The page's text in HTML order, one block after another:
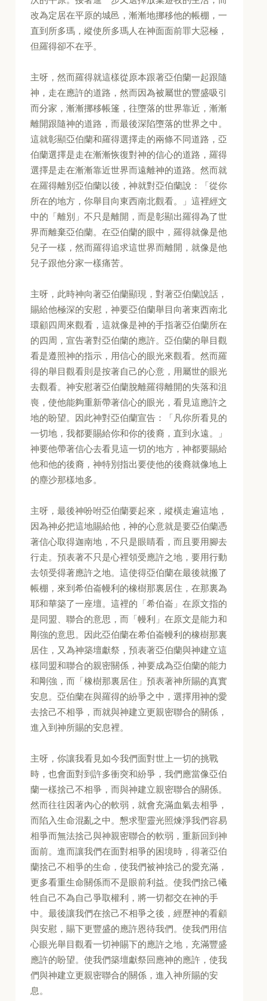
改為定居在平原的城邑，漸漸地挪移他的帳棚，一
直到所多瑪，縱使所多瑪人在神面面前罪大惡極，
但羅得卻不在乎。
主呀，然而羅得就這樣從原本跟著亞伯蘭一起跟隨
神，走在應許的道路，然而因為被屬世的豐盛吸引
而分家，漸漸挪移帳篷，往墮落的世界靠近，漸漸
離開跟隨神的道路，而最後深陷墮落的世界之中。
這就彰顯亞伯蘭和羅得選擇走的兩條不同道路，亞
伯蘭選擇是走在漸漸恢復對神的信心的道路，羅得
選擇是走在漸漸靠近世界而遠離神的道路。然而就
在羅得離別亞伯蘭以後，神就對亞伯蘭說：「從你
所在的地方，你舉目向東西南北觀看。」這裡經文
中的「離別」不只是離開，而是彰顯出羅得為了世
界而離棄亞伯蘭。在亞伯蘭的眼中，羅得就像是他
兒子一樣，然而羅得追求這世界而離開，就像是他
兒子跟他分家一樣痛苦。
主呀，此時神向著亞伯蘭顯現，對著亞伯蘭說話，
賜給他極深的安慰，神要亞伯蘭舉目向著東西南北
環顧四周來觀看，這就像是神的手指著亞伯蘭所在
的四周，宣告著對亞伯蘭的應許。亞伯蘭的舉目觀
看是遵照神的指示，用信心的眼光來觀看。然而羅
得的舉目觀看則是按著自己的心意，用屬世的眼光
去觀看。神安慰著亞伯蘭脫離羅得離開的失落和沮
喪，使他能夠重新帶著信心的眼光，看見這應許之
地的盼望。因此神對亞伯蘭宣告：「凡你所看見的
一切地，我都要賜給你和你的後裔，直到永遠。」
神要他帶著信心去看見這一切的地方，神都要賜給
他和他的後裔，神特別指出要使他的後裔就像地上
的塵沙那樣地多。
主呀，最後神吩咐亞伯蘭要起來，縱橫走遍這地，
因為神必把這地賜給他，神的心意就是要亞伯蘭憑
著信心取得迦南地，不只是眼睛看，而且要用腳去
行走。預表著不只是心裡領受應許之地，要用行動
去領受得著應許之地。這使得亞伯蘭在最後就搬了
帳棚，來到希伯崙幔利的橡樹那裏居住，在那裏為
耶和華築了一座壇。這裡的「希伯崙」在原文指的
是同盟、聯合的意思，而「幔利」在原文是能力和
剛強的意思。因此亞伯蘭在希伯崙幔利的橡樹那裏
居住，又為神築壇獻祭，預表著亞伯蘭與神建立這
樣同盟和聯合的親密關係，神要成為亞伯蘭的能力
和剛強，而「橡樹那裏居住」預表著神所賜的真實
安息。亞伯蘭在與羅得的紛爭之中，選擇用神的愛
去捨己不相爭，而就與神建立更親密聯合的關係，
進入到神所賜的安息裡。
主呀，你讓我看見如今我們面對世上一切的挑戰
時，也會面對到許多衝突和紛爭，我們應當像亞伯
蘭一樣捨己不相爭，而與神建立親密聯合的關係。
然而往往因著內心的軟弱，就會充滿血氣去相爭，
而陷入生命混亂之中。懇求聖靈光照煉淨我們容易
相爭而無法捨己與神親密聯合的軟弱，重新回到神
面前。進而讓我們在面對相爭的困境時，得著亞伯
蘭捨己不相爭的生命，使我們被神捨己的愛充滿，
更多看重生命關係而不是眼前利益。使我們捨己犧
牲自己不為自己爭取權利，將一切都交在神的手
中。最後讓我們在捨己不相爭之後，經歷神的看顧
與安慰，賜下更豐盛的應許恩待我們。使我們用信
心眼光舉目觀看一切神賜下的應許之地，充滿豐盛
應許的盼望。使我們築壇獻祭回應神的應許，使我
們與神建立更親密聯合的關係，進入神所賜的安
息。